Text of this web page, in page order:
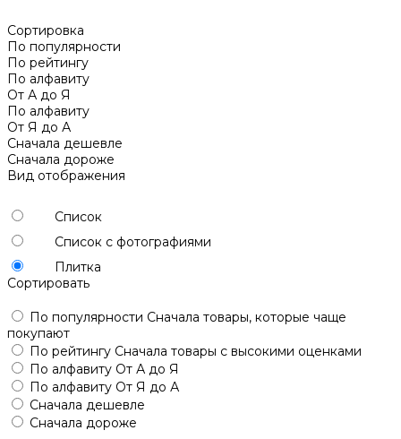
Сортировка
По популярности
По рейтингу
По алфавиту
От А до Я
По алфавиту
От Я до А
Сначала дешевле
Сначала дороже
Вид отображения
Список
Список с фотографиями
Плитка
Сортировать
По популярности Сначала товары, которые чаще
покупают
По рейтингу Сначала товары с высокими оценками
По алфавиту От А до Я
По алфавиту От Я до А
Сначала дешевле
Сначала дороже